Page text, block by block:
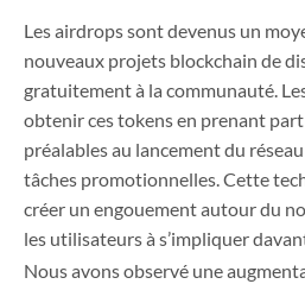
Les airdrops sont devenus un
nouveaux projets blockchain de
gratuitement à la communauté.
obtenir ces tokens en prenant
préalables au lancement du
tâches promotionnelles. Cette
créer un engouement autour du
les utilisateurs à s’impliquer
Nous avons observé une